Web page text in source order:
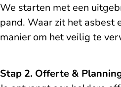
We starten met een
pand. Waar zit het asbest
manier om het veilig te
Stap 2. Offerte &